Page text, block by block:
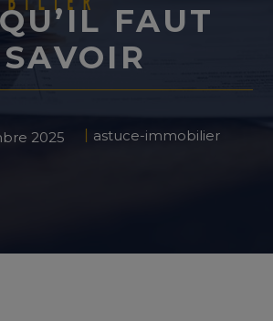
FAUT
SAVOIR
2025 astuce-immobilier